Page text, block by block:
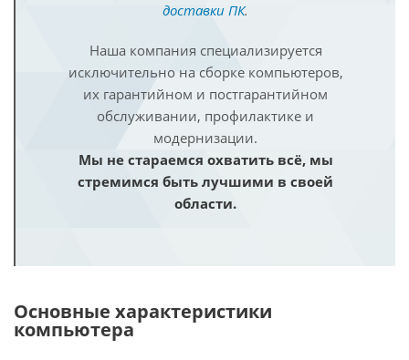
доставки ПК.
Наша компания специализируется
исключительно на сборке компьютеров,
их гарантийном и постгарантийном
обслуживании, профилактике и
модернизации.
Мы не стараемся охватить всё, мы
стремимся быть лучшими в своей
области.
Основные характеристики
компьютера